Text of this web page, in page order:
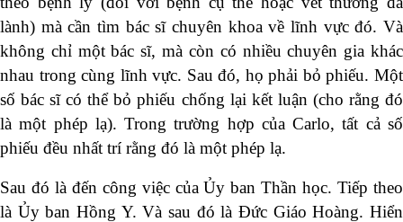
lành) mà cần tìm bác sĩ chuyên khoa về lĩnh vực đó. Và
không chỉ một bác sĩ, mà còn có nhiều chuyên gia khác
nhau trong cùng lĩnh vực. Sau đó, họ phải bỏ phiếu. Một
số bác sĩ có thể bỏ phiếu chống lại kết luận (cho rằng đó
là một phép lạ). Trong trường hợp của Carlo, tất cả số
phiếu đều nhất trí rằng đó là một phép lạ.
Sau đó là đến công việc của Ủy ban Thần học. Tiếp theo
là Ủy ban Hồng Y. Và sau đó là Đức Giáo Hoàng. Hiển